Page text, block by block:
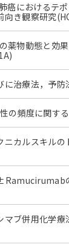
癌におけるテ
向き観察研究
薬物動態と効
治療法，予
の頻度に関す
カルスキル
ブ併用化学